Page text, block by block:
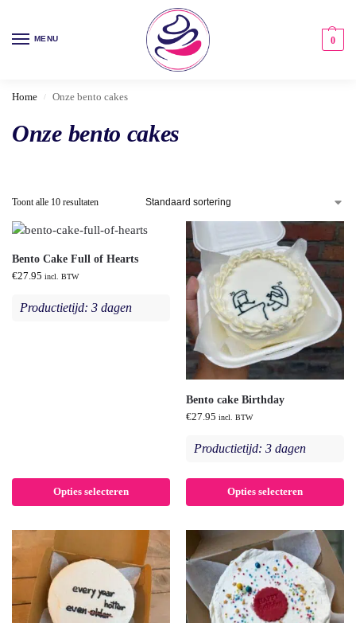
MENU 0
Home / Onze bento cakes
Onze bento cakes
Toont alle 10 resultaten
Bento Cake Full of Hearts
€27.95 incl. BTW
Productietijd: 3 dagen
Opties selecteren
Bento cake Birthday
€27.95 incl. BTW
Productietijd: 3 dagen
Opties selecteren